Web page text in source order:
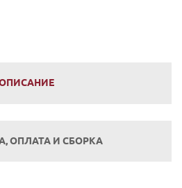
ОПЛАТА И СБОРКА